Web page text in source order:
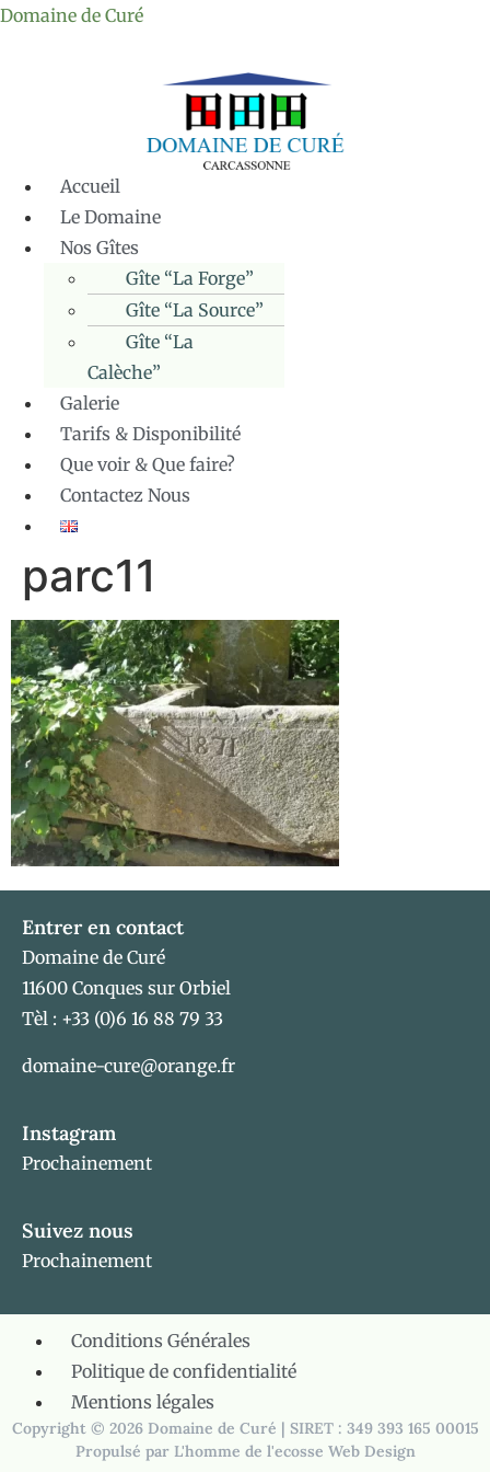
Domaine de Curé
Accueil
Le Domaine
Nos Gîtes
Gîte “La Forge”
Gîte “La Source”
Gîte “La
Calèche”
Galerie
Tarifs & Disponibilité
Que voir & Que faire?
Contactez Nous
parc11
Entrer en contact
Domaine de Curé
11600 Conques sur Orbiel
Tèl : +33 (0)6 16 88 79 33
domaine-cure@orange.fr
Instagram
Prochainement
Suivez nous
Prochainement
Conditions Générales
Politique de confidentialité
Mentions légales
Copyright © 2026 Domaine de Curé | SIRET : 349 393 165 00015
Propulsé par L'homme de l'ecosse Web Design